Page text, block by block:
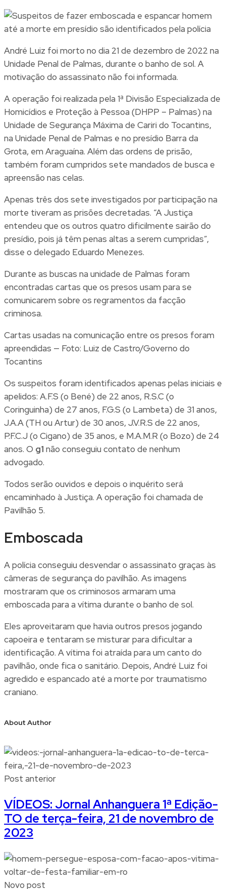
André Luiz foi morto no dia 21 de dezembro de 2022 na
Unidade Penal de Palmas, durante o banho de sol. A
motivação do assassinato não foi informada.
A operação foi realizada pela 1ª Divisão Especializada de
Homicídios e Proteção à Pessoa (DHPP – Palmas) na
Unidade de Segurança Máxima de Cariri do Tocantins,
na Unidade Penal de Palmas e no presídio Barra da
Grota, em Araguaína. Além das ordens de prisão,
também foram cumpridos sete mandados de busca e
apreensão nas celas.
Apenas três dos sete investigados por participação na
morte tiveram as prisões decretadas. “A Justiça
entendeu que os outros quatro dificilmente sairão do
presídio, pois já têm penas altas a serem cumpridas”,
disse o delegado Eduardo Menezes.
Durante as buscas na unidade de Palmas foram
encontradas cartas que os presos usam para se
comunicarem sobre os regramentos da facção
criminosa.
Cartas usadas na comunicação entre os presos foram
apreendidas — Foto: Luiz de Castro/Governo do
Tocantins
Os suspeitos foram identificados apenas pelas iniciais e
apelidos: A.F.S (o Bené) de 22 anos, R.S.C (o
Coringuinha) de 27 anos, F.G.S (o Lambeta) de 31 anos,
J.A.A (TH ou Artur) de 30 anos, J.V.R.S de 22 anos,
P.F.C.J (o Cigano) de 35 anos, e M.A.M.R (o Bozo) de 24
anos. O g1 não conseguiu contato de nenhum
advogado.
Todos serão ouvidos e depois o inquérito será
encaminhado à Justiça. A operação foi chamada de
Pavilhão 5.
Emboscada
A polícia conseguiu desvendar o assassinato graças às
câmeras de segurança do pavilhão. As imagens
mostraram que os criminosos armaram uma
emboscada para a vítima durante o banho de sol.
Eles aproveitaram que havia outros presos jogando
capoeira e tentaram se misturar para dificultar a
identificação. A vítima foi atraída para um canto do
pavilhão, onde fica o sanitário. Depois, André Luiz foi
agredido e espancado até a morte por traumatismo
craniano.
About Author
Post anterior
VÍDEOS: Jornal Anhanguera 1ª Edição-
TO de terça-feira, 21 de novembro de
2023
Novo post